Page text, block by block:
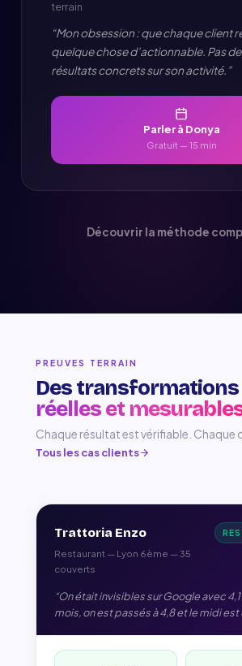
terrain
“Mon obsession : que chaque client
quelque chose d’actionnable. Pas
résultats concrets sur son activité.”
Parler à Donya
Gratuit — 15 min
Découvrir la méthode
PREUVES TERRAIN
Des transformations
réelles et
Chaque résultat est vérifiable. Chaque
Tous les cas clients
Trattoria Enzo
Restaurant — Lyon 6ème — 35
couverts
“On était invisibles sur Google avec
mois, on est passés à 4,8 et le midi